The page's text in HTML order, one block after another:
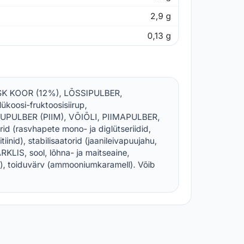
2,9 g
0,13 g
KOOR (12%), LÕSSIPULBER,
fruktoosisiirup,
(PIIM), VÕIÕLI, PIIMAPULBER,
(rasvhapete mono- ja diglütseriidid,
stabilisaatorid (jaanileivapuujahu,
sool, lõhna- ja maitseaine,
toiduvärv (ammooniumkaramell). Võib